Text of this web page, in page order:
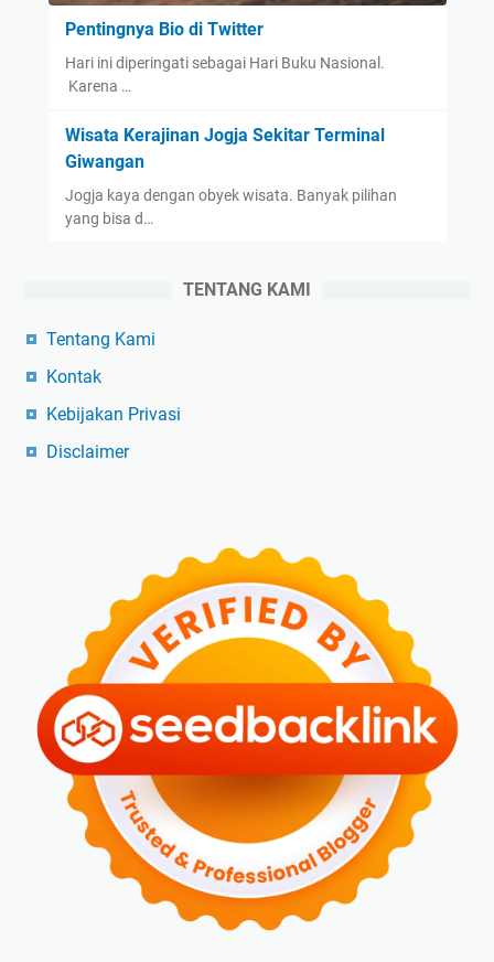
Pentingnya Bio di Twitter
Hari ini diperingati sebagai Hari Buku Nasional.
Karena …
Wisata Kerajinan Jogja Sekitar Terminal
Giwangan
Jogja kaya dengan obyek wisata. Banyak pilihan
yang bisa d…
TENTANG KAMI
Tentang Kami
Kontak
Kebijakan Privasi
Disclaimer